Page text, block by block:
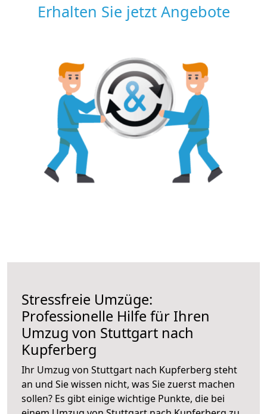
Erhalten Sie jetzt Angebote
Stressfreie Umzüge:
Professionelle Hilfe für Ihren
Umzug von Stuttgart nach
Kupferberg
Ihr Umzug von Stuttgart nach Kupferberg steht
an und Sie wissen nicht, was Sie zuerst machen
sollen? Es gibt einige wichtige Punkte, die bei